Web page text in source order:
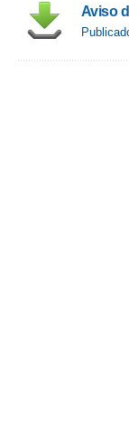
Aviso